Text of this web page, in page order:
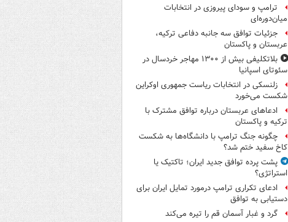
ترامپ و سودای پیروزی در انتخابات
میان‌دوره‌ای
جزئیات توافق سه جانبه دفاعی ترکیه،
عربستان و پاکستان
بلاتکلیفی بیش از ۱۳۰۰ مهاجر خردسال در
سئوتای اسپانیا
زلنسکی در انتخابات ریاست جمهوری اوکراین
شکست می‌خورد
ادعاهای عربستان درباره توافق مشترک با
ترکیه و پاکستان
چگونه جنگ ترامپ با دانشگاه‌ها به شکست
کاخ سفید ختم شد؟
پشت پرده توافق جدید ایران؛ تاکتیک یا
استراتژی؟
ادعای تکراری ترامپ درمورد تمایل ایران برای
دستیابی به توافق
گرد و غبار آسمان قم را تیره می‌کند